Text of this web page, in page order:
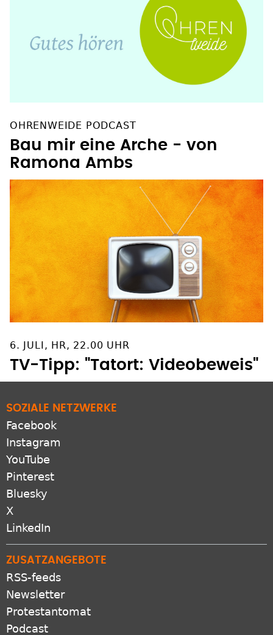
OHRENWEIDE PODCAST
Bau mir eine Arche - von
6. JULI, HR, 22.00 UHR
TV-Tipp: "Tatort: Videobeweis"
SOZIALE NETZWERKE
Facebook
Instagram
YouTube
Pinterest
Bluesky
X
ZUSATZANGEBOTE
RSS-feeds
Newsletter
Protestantomat